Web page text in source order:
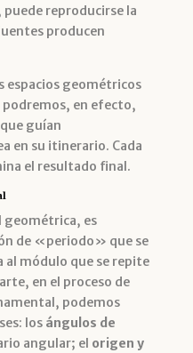
reproducirse la
producen
espacios geométricos
podremos, en efecto,
guían
en su itinerario. Cada
el resultado final.
geométrica, es
de «periodo» que se
al módulo que se repite
en el proceso de
podemos
los ángulos de
angular; el origen y